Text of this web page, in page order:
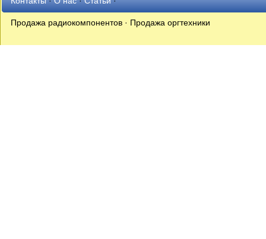
Продажа радиокомпонентов · Продажа оргтехники